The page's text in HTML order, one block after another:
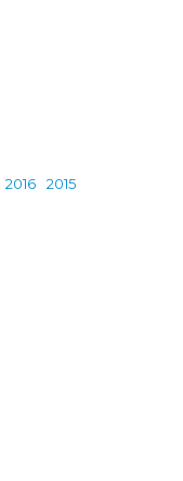
2016 2015